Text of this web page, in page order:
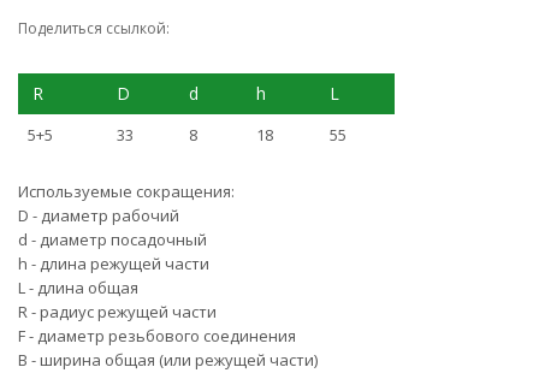
Поделиться ссылкой:
R D d h L
5+5 33 8 18 55
Используемые сокращения:
D - диаметр рабочий
d - диаметр посадочный
h - длина режущей части
L - длина общая
R - радиус режущей части
F - диаметр резьбового соединения
B - ширина общая (или режущей части)